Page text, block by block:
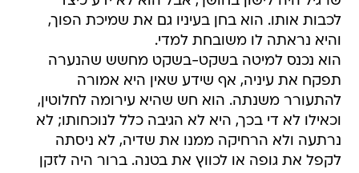
לכבות אותו. הוא בחן בעיניו גם את שמיכת הפוך,
והיא נראתה לו משובחת למדי.
הוא נכנס למיטה בשקט-בשקט מחשש שהנערה
תפקח את עיניה, אף שידע שאין היא אמורה
להתעורר משנתה. הוא חש שהיא עירומה לחלוטין,
וכאילו לא די בכך, היא לא הגיבה כלל לנוכחותו; לא
נרתעה ולא הרחיקה ממנו את שדיה, לא ניסתה
לקפל את גופה או לכווץ את בטנה. ברור היה לזקן